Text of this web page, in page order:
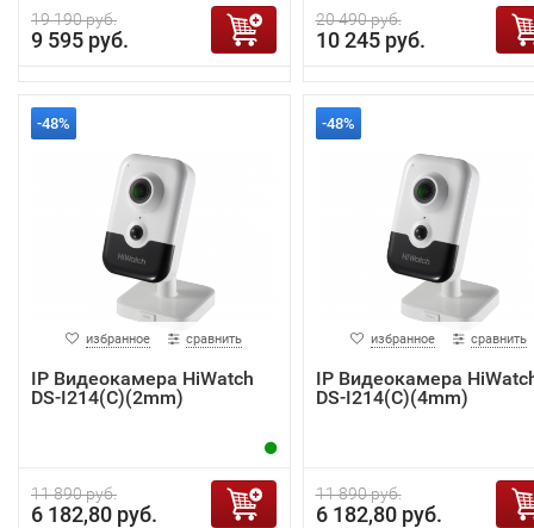
19 190 руб.
9 595 руб.
20 490 руб.
10 245 руб.
-48%
избранное сравнить
IP Видеокамера HiWatch
DS-I214(C)(2mm)
11 890 руб.
6 182,80 руб.
-48%
избранное сравнить
IP Видеокамера
DS-I214(C)(4mm)
11 890 руб.
6 182,80 руб.